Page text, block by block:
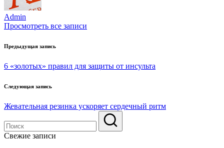
Admin
Просмотреть все записи
Навигация
по
Предыдущая запись
6 «золотых» правил для защиты от инсульта
Следующая запись
Жевательная резинка ускоряет сердечный ритм
Свежие записи